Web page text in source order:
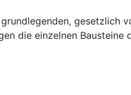
die einzelnen